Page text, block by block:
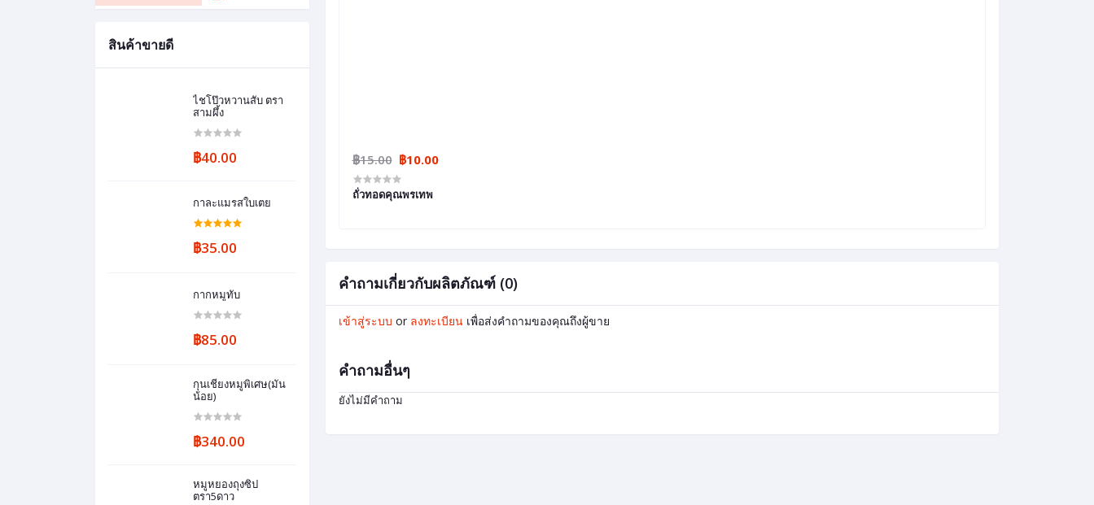
สินค้าขายดี
ไชโป๊วหวานสับ ตรา
สามผึ้ง
฿40.00
กาละแมรสใบเตย
฿35.00
กากหมูทับ
฿85.00
กุนเชียงหมูพิเศษ(มัน
น้อย)
฿340.00
หมูหยองถุงซิป
ตรา5ดาว
฿15.00 ฿10.00
ถั่วทอดคุณพรเทพ
คำถามเกี่ยวกับผลิตภัณฑ์ (0)
เข้าสู่ระบบ or ลงทะเบียน เพื่อส่งคำถามของคุณถึงผู้ขาย
คำถามอื่นๆ
ยังไม่มีคำถาม